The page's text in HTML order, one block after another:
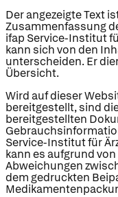
Der angezeigte Text
Zusammenfassung
ifap Service-Institut
kann sich von den
unterscheiden. Er
Übersicht.
Wird auf dieser
bereitgestellt, sind
bereitgestellten
Service-Institut für
kann es aufgrund
Abweichungen
dem gedruckten